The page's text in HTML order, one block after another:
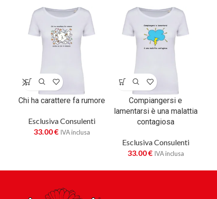
Chi ha carattere fa rumore
Esclusiva Consulenti
33.00€ IVA inclusa
Compiangersi e
lamentarsi è una malattia
contagiosa
Esclusiva Consulenti
33.00€ IVA inclusa